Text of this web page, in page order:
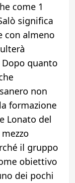
come 1
significa
con almeno
Dopo quanto
non
formazione
Lonato del
il gruppo
obiettivo
dei pochi